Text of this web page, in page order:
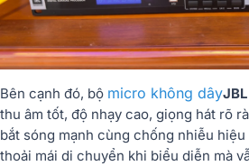
Bên cạnh đó, bộ micro không dây
thu âm tốt, độ nhạy cao, giọng hát rõ
bắt sóng mạnh cùng chống nhiễu
thoải mái di chuyển khi biểu diễn mà